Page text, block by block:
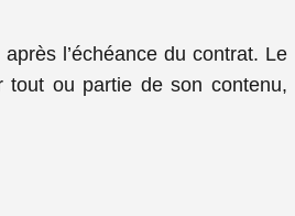
l’échéance du contrat. Le
tout ou partie de son contenu,